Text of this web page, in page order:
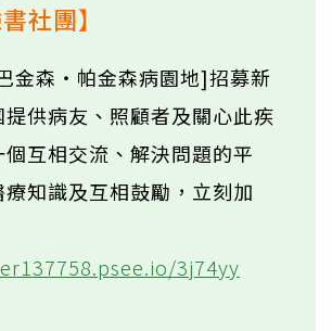
社團】
金森‧帕金森病園地]招募新
供病友、照顧者及關心此疾
互相交流、解決問題的平
療知識及互相鼓勵，立刻加
3j74yy